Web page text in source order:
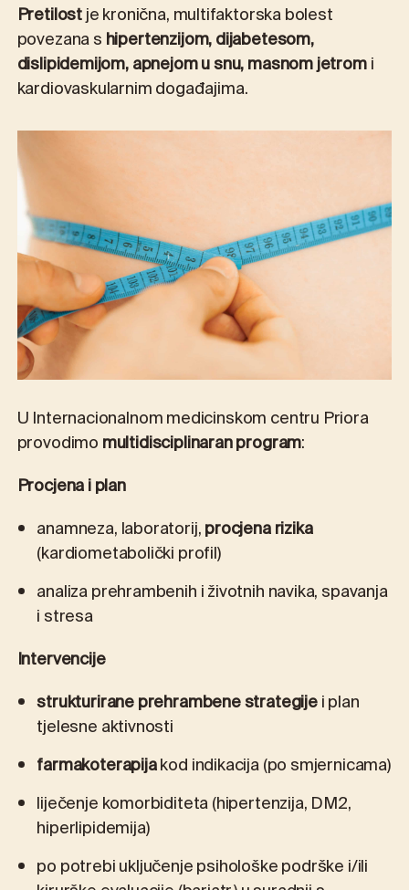
Pretilostje kronična, multifaktorska bolest
povezana shipertenzijom, dijabetesom,
dislipidemijom, apnejom u snu, masnom jetromi
kardiovaskularnim događajima.
U Internacionalnom medicinskom centru Priora
provodimomultidisciplinaran program:
Procjena i plan
anamneza, laboratorij,procjena rizika
(kardiometabolički profil)
analiza prehrambenih i životnih navika, spavanja
i stresa
Intervencije
strukturirane prehrambene strategijei plan
tjelesne aktivnosti
farmakoterapijakod indikacija (po smjernicama)
liječenje komorbiditeta (hipertenzija, DM2,
hiperlipidemija)
po potrebi uključenje psihološke podrške i/ili